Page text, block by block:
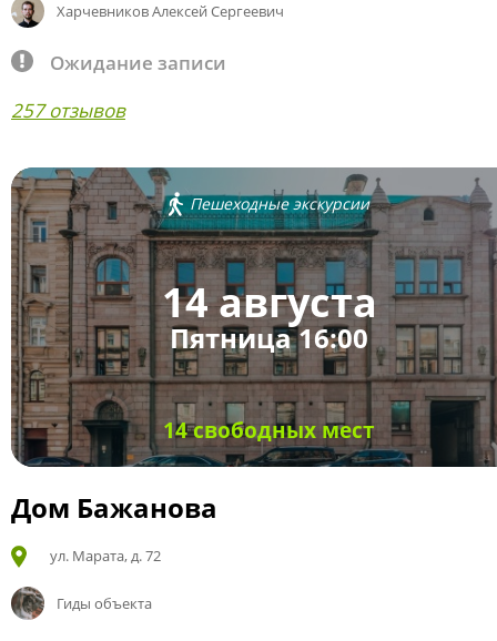
Харчевников Алексей Сергеевич
Ожидание записи
257 отзывов
Пешеходные экскурсии
14 августа
Пятница 16:00
14 свободных мест
Дом Бажанова
ул. Марата, д. 72
Гиды объекта